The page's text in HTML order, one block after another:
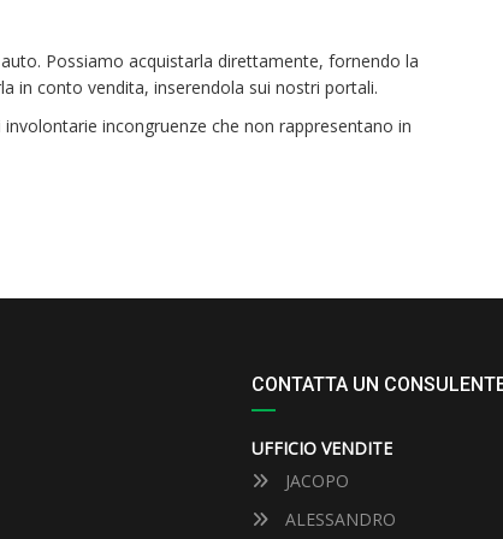
Possiamo acquistarla direttamente, fornendo la
in conto vendita, inserendola sui nostri portali.
incongruenze che non rappresentano in
CONTATTA UN
UFFICIO VENDITE
JACOPO
ALESSANDRO